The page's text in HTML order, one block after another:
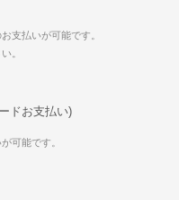
支払いが可能です。
。
ドお支払い)
可能です。